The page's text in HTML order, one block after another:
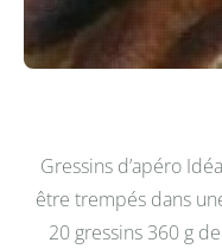
Gressins d’apéro
être trempés dans
20 gressins 360 g